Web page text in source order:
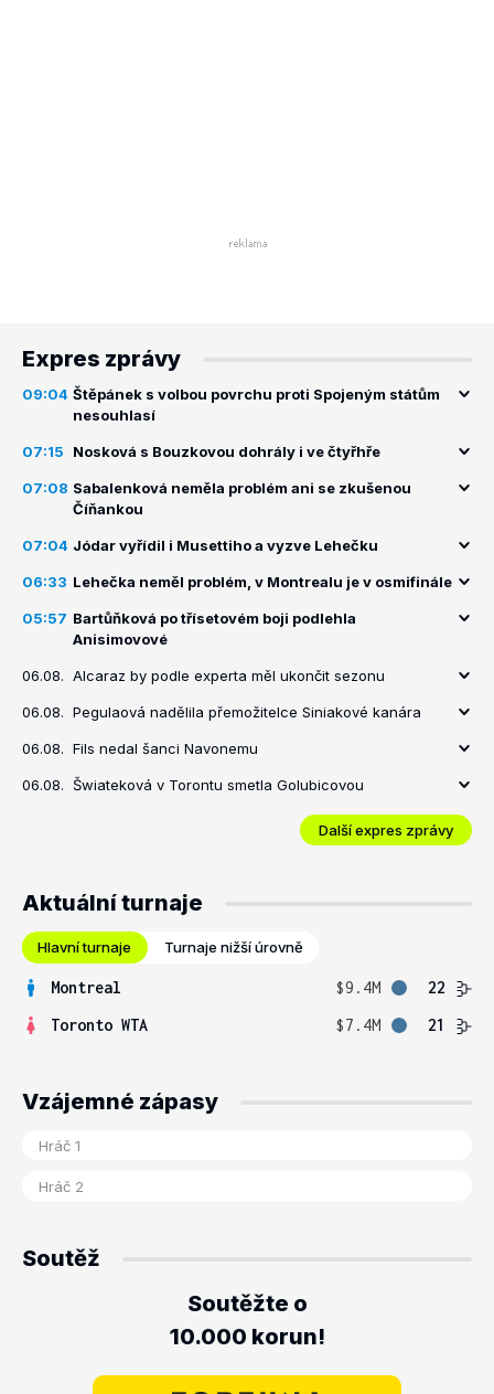
Expres zprávy
09:04 Štěpánek s volbou povrchu proti Spojeným státům
nesouhlasí
07:15 Nosková s Bouzkovou dohrály i ve čtyřhře
07:08 Sabalenková neměla problém ani se zkušenou
Číňankou
07:04 Jódar vyřídil i Musettiho a vyzve Lehečku
06:33 Lehečka neměl problém, v Montrealu je v osmifinále
05:57 Bartůňková po třísetovém boji podlehla
Anisimovové
06.08. Alcaraz by podle experta měl ukončit sezonu
06.08. Pegulaová nadělila přemožitelce Siniakové kanára
06.08. Fils nedal šanci Navonemu
06.08. Šwiateková v Torontu smetla Golubicovou
Další expres zprávy
Aktuální turnaje
Hlavní turnaje Turnaje nižší úrovně
Montreal $9.4M
22
Toronto WTA
$7.4M 21
Vzájemné zápasy
Soutěž
Soutěžte o
10.000 korun!